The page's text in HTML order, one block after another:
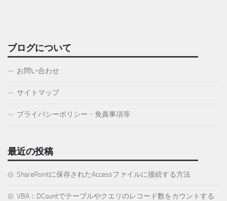
ブログについて
お問い合わせ
サイトマップ
プライバシーポリシー・免責事項等
最近の投稿
SharePointに保存されたAccessファイルに接続する方法
VBA：DCountでテーブルやクエリのレコード数をカウントする